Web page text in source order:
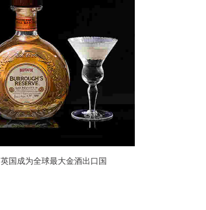
英国成为全球最大金酒出口国